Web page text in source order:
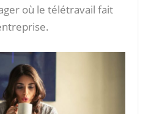
où le télétravail fait